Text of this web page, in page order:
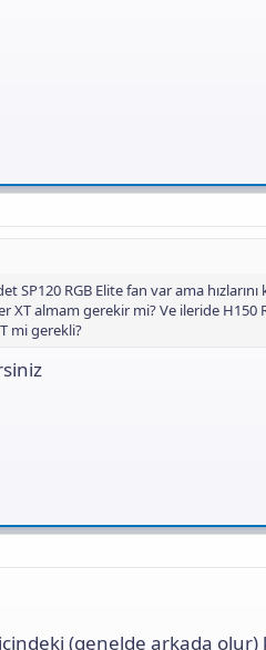
SP120 RGB Elite fan var ama
almam gerekir mi? Ve ileride H150
mi gerekli?
(genelde arkada